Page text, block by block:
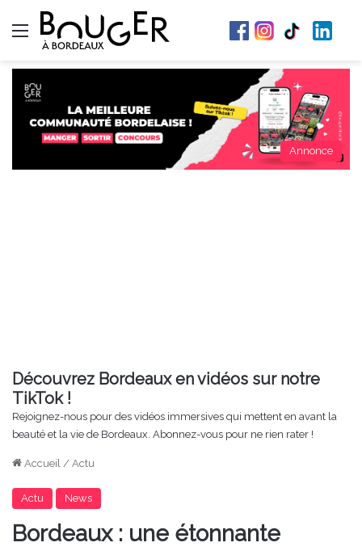
Menu
Annonce
Découvrez Bordeaux en vidéos sur notre
TikTok !
Rejoignez-nous pour des vidéos immersives qui mettent en avant la
beauté et la vie de Bordeaux. Abonnez-vous pour ne rien rater !
Accueil / Actu
Actu News
Bordeaux : une étonnante